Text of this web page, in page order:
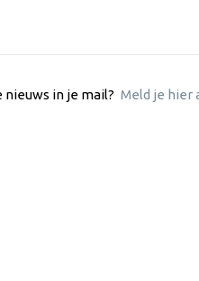
in je mail? Meld je hier